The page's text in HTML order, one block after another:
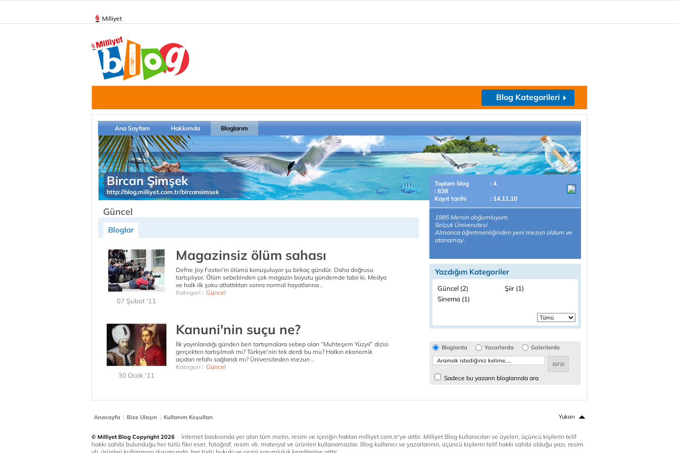
Milliyet
Blog Kategorileri
Ana Sayfam Hakkımda Bloglarım
Bircan Şimşek
http://blog.milliyet.com.tr/bircansimsek
Güncel
Bloglar
07 Şubat '11
Magazinsiz ölüm sahası
Defne Joy Foster’in ölümü konuşuluyor şu birkaç gündür. Daha doğrusu
tartışılıyor. Ölüm sebebinden çok magazin boyutu gündemde tabii ki. Medya
ve halk ilk şoku atlattıktan sonra normal hayatlarına ..
Kategori : Güncel
30 Ocak '11
Kanuni'nin suçu ne?
İlk yayınlandığı günden beri tartışmalara sebep olan “Muhteşem Yüzyıl” dizisi
gerçekten tartışılmalı mı? Türkiye’nin tek derdi bu mu? Halkın ekonomik
açıdan refahı sağlandı mı? Üniversiteden mezun ..
Kategori : Güncel
Toplam blog
: 4
: 838
Kayıt tarihi
: 14.11.10
1985 Mersin doğumluyum.
Selçuk Üniversitesi
Almanca öğretmenliğinden yeni mezun oldum ve
atanamay..
Yazdığım Kategoriler
Güncel (2)
Şiir (1)
Sinema (1)
Bloglarda Yazarlarda Galerilerde
Sadece bu yazarın bloglarında ara
Anasayfa | Bize Ulaşın | Kullanım Koşulları Yukarı
© Milliyet Blog Copyright 2026
İnternet baskısında yer alan tüm metin, resim ve içeriğin hakları milliyet.com.tr'ye aittir. Milliyet Blog kullanıcıları ve üyeleri, üçüncü kişilerin telif
hakkı sahibi bulunduğu her türlü fikri eser, fotoğraf, resim vb. materyal ve ürünleri kullanamazlar. Blog kullanıcı ve yazarlarının, üçüncü kişilerin telif hakkı sahibi olduğu yazı, resim